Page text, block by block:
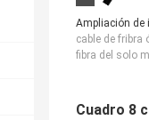
Ampliación de
cable de fribra
fibra del solo
Cuadro 8